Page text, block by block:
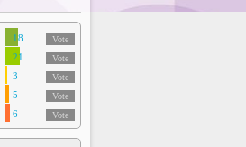
18 Vote
21 Vote
3 Vote
5 Vote
6 Vote